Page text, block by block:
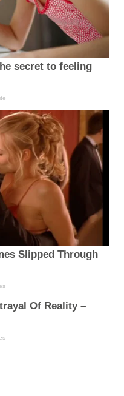
secret to feeling
Slipped Through
Of Reality –